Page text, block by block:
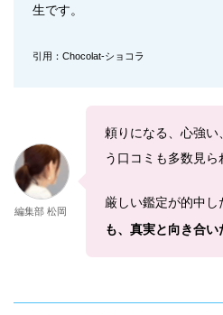
生です。
引用：Chocolat-ショコラ
編集部 松岡
頼りになる、心強
う口コミも多数見ら
厳しい鑑定が的中し
も、真実と向き合